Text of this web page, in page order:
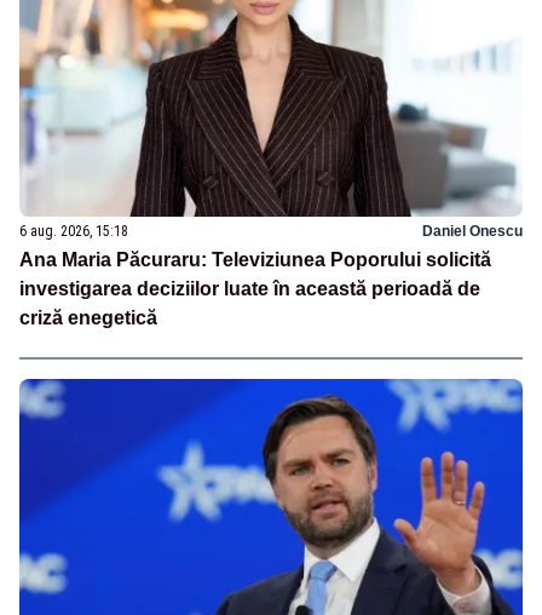
6 aug. 2026, 15:18 Daniel Onescu
Ana Maria Păcuraru: Televiziunea Poporului solicită
investigarea deciziilor luate în această perioadă de
criză enegetică